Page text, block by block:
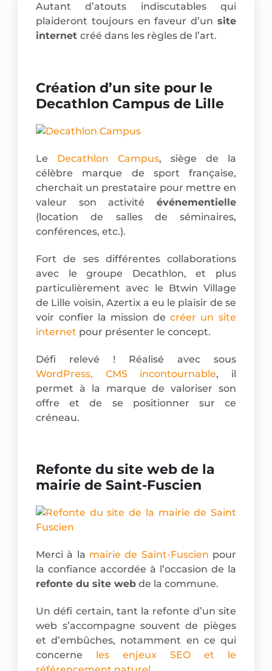
Autant d’atouts indiscutables qui
plaideront toujours en faveur d’un site
internetcréé dans les règles de l’art.
Création d’un site pour le
Decathlon Campus de Lille
Le Decathlon Campus, siège de la
célèbre marque de sport française,
cherchait un prestataire pour mettre en
valeur son activité événementielle
(location de salles de séminaires,
conférences, etc.).
Fort de ses différentes collaborations
avec le groupe Decathlon, et plus
particulièrement avec le Btwin Village
de Lille voisin, Azertix a eu le plaisir de se
voir confier la mission decréer un site
internet pour présenter le concept.
Défi relevé ! Réalisé avec sous
WordPress, CMS incontournable, il
permet à la marque de valoriser son
offre et de se positionner sur ce
créneau.
Refonte du site web de la
mairie de Saint-Fuscien
Merci à la mairie de Saint-Fuscien pour
la confiance accordée à l’occasion de la
refonte du site web de la commune.
Un défi certain, tant la refonte d’un site
web s’accompagne souvent de pièges
et d’embûches, notamment en ce qui
concerne les enjeux SEO et le